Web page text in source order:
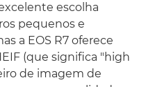
escolha
pequenos e
a EOS R7 oferece
(que significa "high
de imagem de